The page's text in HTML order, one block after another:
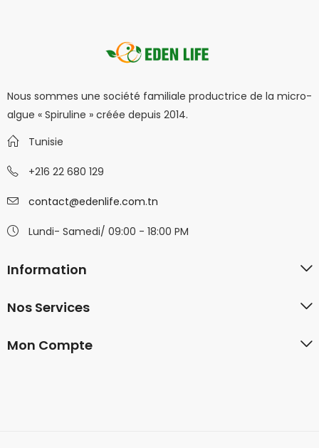
Nous sommes une société familiale productrice de la micro-
algue « Spiruline » créée depuis 2014.
Tunisie
+216 22 680 129
contact@edenlife.com.tn
Lundi- Samedi/ 09:00 - 18:00 PM
Information
Nos Services
Mon Compte